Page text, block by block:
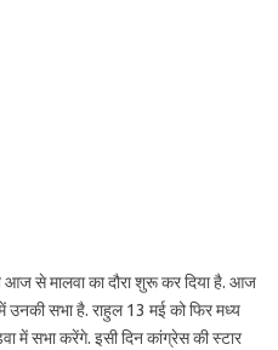
आज से मालवा का दौरा शुरू कर दिया है. आज
सभा है. राहुल 13 मई को फिर मध्य
में सभा करेंगे. इसी दिन कांग्रेस की स्टार